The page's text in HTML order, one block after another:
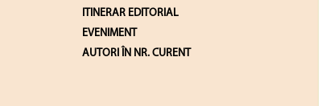
ITINERAR EDITORIAL
EVENIMENT
AUTORI ÎN NR. CURENT